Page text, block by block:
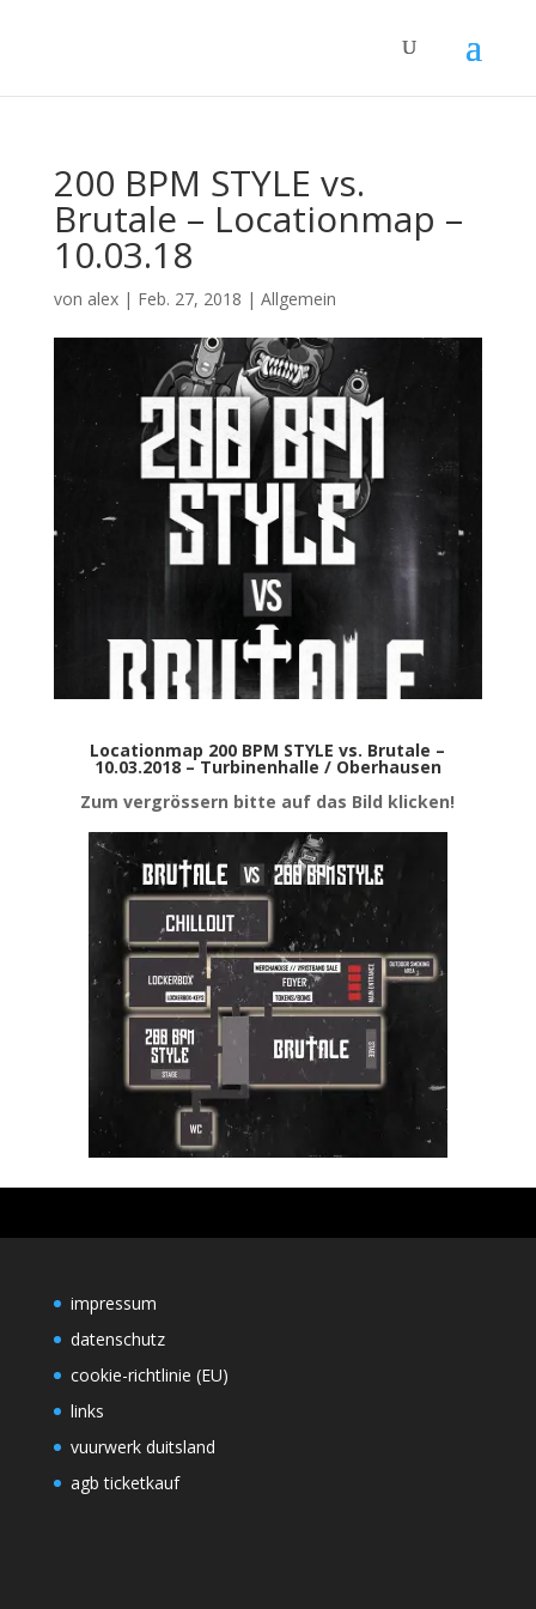
200 BPM STYLE vs.
Brutale – Locationmap –
10.03.18
von alex| Feb. 27, 2018 | Allgemein
Locationmap 200 BPM STYLE vs. Brutale –
10.03.2018 – Turbinenhalle / Oberhausen
Zum vergrössern bitte auf das Bild klicken!
impressum
datenschutz
cookie-richtlinie (EU)
links
vuurwerk duitsland
agb ticketkauf